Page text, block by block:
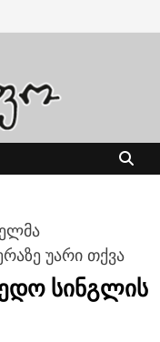
უარი თქვა
სინგლის